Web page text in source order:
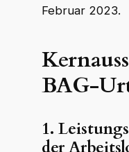
Februar 2023.
BAG-
1.
der